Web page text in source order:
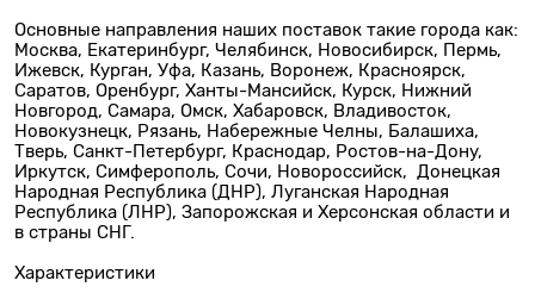
Основные направления наших поставок такие города как:
Москва, Екатеринбург, Челябинск, Новосибирск, Пермь,
Ижевск, Курган, Уфа, Казань, Воронеж, Красноярск,
Саратов, Оренбург, Ханты-Мансийск, Курск, Нижний
Новгород, Самара, Омск, Хабаровск, Владивосток,
Новокузнецк, Рязань, Набережные Челны, Балашиха,
Тверь, Санкт-Петербург, Краснодар, Ростов-на-Дону,
Иркутск, Симферополь, Сочи, Новороссийск, Донецкая
Народная Республика (ДНР), Луганская Народная
Республика (ЛНР), Запорожская и Херсонская области и
в страны СНГ.
Характеристики